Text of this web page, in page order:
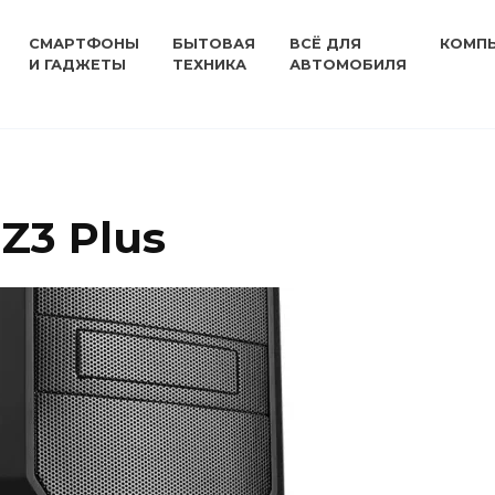
СМАРТФОНЫ
И ГАДЖЕТЫ
БЫТОВАЯ
ТЕХНИКА
ВСЁ ДЛЯ
АВТОМОБИЛЯ
Plus